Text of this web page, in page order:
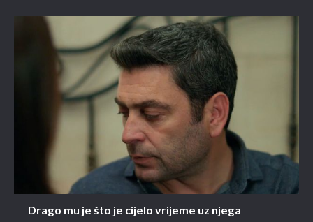
Drago mu je što je cijelo vrijeme uz njega